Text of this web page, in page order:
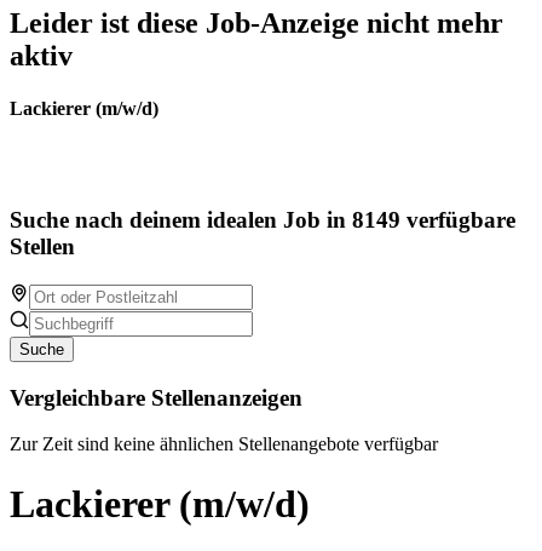
Leider ist diese Job-Anzeige nicht mehr
aktiv
Lackierer (m/w/d)
Suche nach deinem idealen Job in 8149 verfügbare
Stellen
Suche
Vergleichbare Stellenanzeigen
Zur Zeit sind keine ähnlichen Stellenangebote verfügbar
Lackierer (m/w/d)